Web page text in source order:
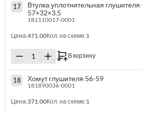
17
Втулка уплотнительная
57×32×3.5
181110017-0001
Цена:471.00Кол. на схеме:1
В корзину
18 Хомут глушителя 56-59
181890036-0001
Цена:371.00Кол. на схеме:1